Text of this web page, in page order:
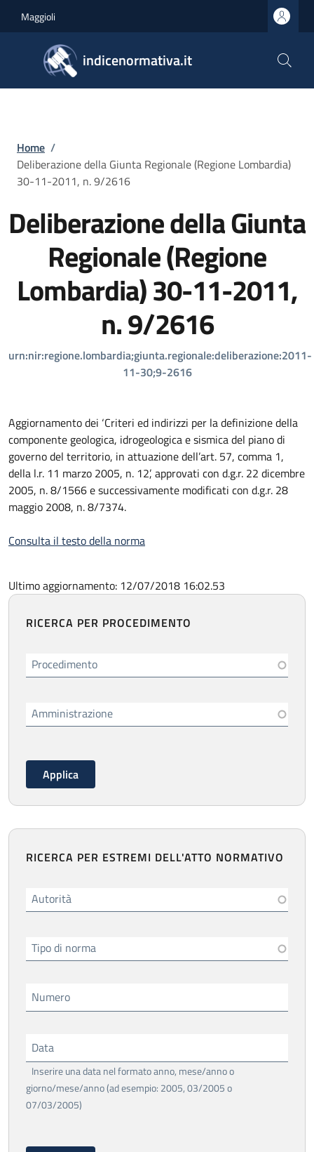
Maggioli
indicenormativa.it
Briciole di pane
Home /
Deliberazione della Giunta Regionale (Regione Lombardia)
30-11-2011, n. 9/2616
Deliberazione della Giunta
Regionale (Regione
Lombardia) 30-11-2011,
n. 9/2616
urn:nir:regione.lombardia;giunta.regionale:deliberazione:2011-
11-30;9-2616
Aggiornamento dei ‘Criteri ed indirizzi per la definizione della
componente geologica, idrogeologica e sismica del piano di
governo del territorio, in attuazione dell’art. 57, comma 1,
della l.r. 11 marzo 2005, n. 12’, approvati con d.g.r. 22 dicembre
2005, n. 8/1566 e successivamente modificati con d.g.r. 28
maggio 2008, n. 8/7374.
Consulta il testo della norma
Ultimo aggiornamento: 12/07/2018 16:02.53
RICERCA PER PROCEDIMENTO
Procedimento
Amministrazione
RICERCA PER ESTREMI DELL'ATTO NORMATIVO
Autorità
Tipo di norma
Numero
Data
Inserire una data nel formato anno, mese/anno o
giorno/mese/anno (ad esempio: 2005, 03/2005 o
07/03/2005)